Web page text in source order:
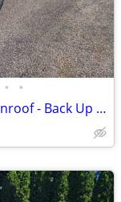
• •
2019 Nissan Rogue SV AWD - Pano Sunroof - Back Up Camera